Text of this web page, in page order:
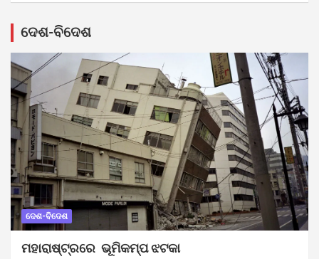
ଦେଶ-ବିଦେଶ
ଦେଶ-ବିଦେଶ
ମହାରାଷ୍ଟ୍ରରେ ଭୂମିକମ୍ପ ଝଟକା